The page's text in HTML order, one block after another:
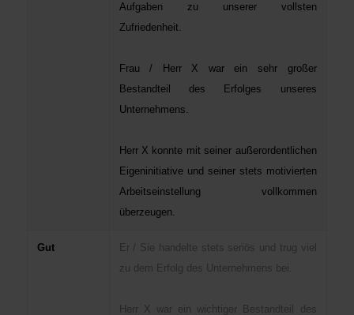
Aufgaben zu unserer vollsten
Zufriedenheit.
Frau / Herr X war ein sehr großer
Bestandteil des Erfolges unseres
Unternehmens.
Herr X konnte mit seiner außerordentlichen
Eigeninitiative und seiner stets motivierten
Arbeitseinstellung vollkommen
überzeugen.
Gut
Er / Sie handelte stets seriös und trug viel
zu dem Erfolg des Unternehmens bei.
Herr X war ein wichtiger Bestandteil des